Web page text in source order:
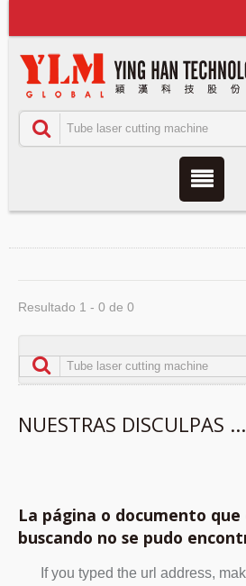
Resultado 1 - 0 de 0
NUESTRAS DISCULPAS ...
La página o documento que
buscando no se pudo
If you typed the url address,